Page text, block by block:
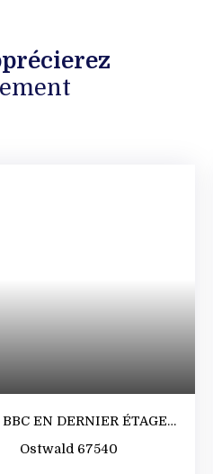
EN DERNIER ÉTAGE
Ostwald 67540